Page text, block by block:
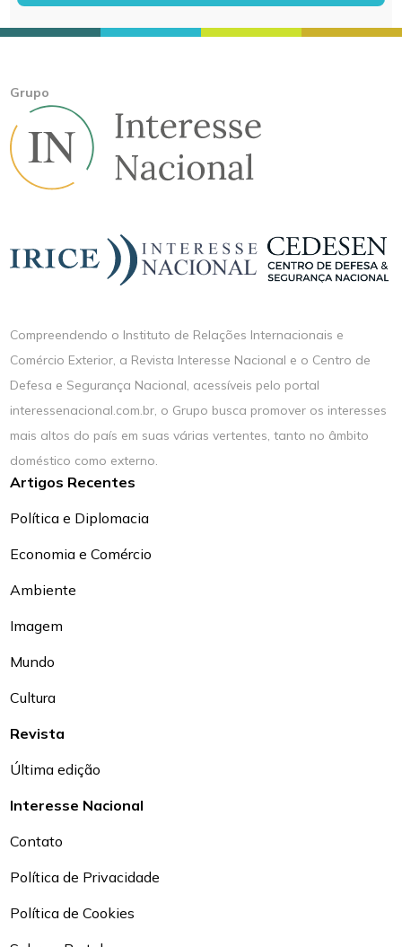
Grupo
Compreendendo o Instituto de Relações Internacionais e
Comércio Exterior, a Revista Interesse Nacional e o Centro de
Defesa e Segurança Nacional, acessíveis pelo portal
interessenacional.com.br, o Grupo busca promover os interesses
mais altos do país em suas várias vertentes, tanto no âmbito
doméstico como externo.
Artigos Recentes
Política e Diplomacia
Economia e Comércio
Ambiente
Imagem
Mundo
Cultura
Revista
Última edição
Interesse Nacional
Contato
Política de Privacidade
Política de Cookies